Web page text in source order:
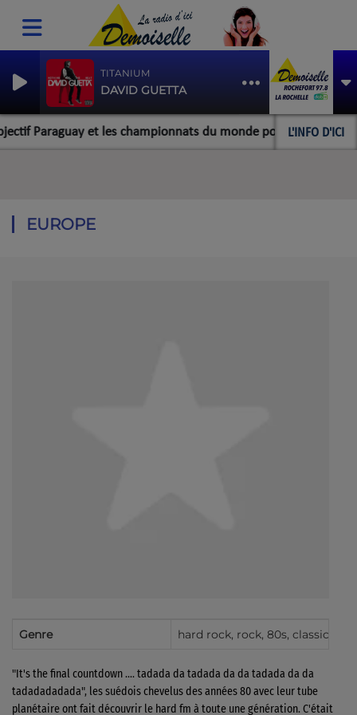
TITANIUM
DAVID GUETTA
L'INFO D'ICI
Paraguay et les championnats du monde pour l'équipe
EUROPE
Genre hard rock, rock, 80s, classic
"It's the final countdown …. tadada da tadada da da tadada da da
tadadadadada", les suédois chevelus des années 80 avec leur tube
planétaire ont fait découvrir le hard fm à toute une génération. C'était